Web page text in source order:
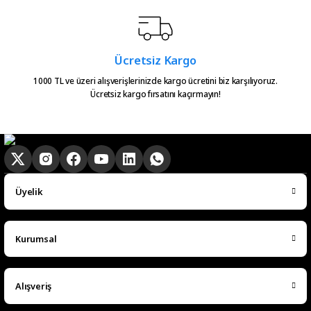
Urun takibiniz cok guzel. Urunu
alinca tum asamalar mail olatak
bilgilendirme yapiliyor ve ayni
gun kargoya verilmesini
E... E... | 20/05/2026
Ürün güzel
hasan aslan | 03/04/2026
Hızlıca elime ulaştı
emre hasdemir | 15/03/2026
Çok hızlı bir şekilde elimize ulaştı
Ücretsiz Kargo
1000 TL ve üzeri alışverişlerinizde kargo ücretini biz karşılıyoruz.
Ücretsiz kargo fırsatını kaçırmayın!
Üyelik
Kurumsal
Alışveriş